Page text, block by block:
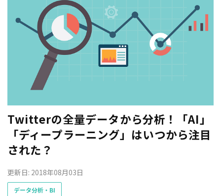
Twitterの全量データから分析！「AI」
「ディープラーニング」はいつから注目
された？
更新日: 2018年08月03日
データ分析・BI